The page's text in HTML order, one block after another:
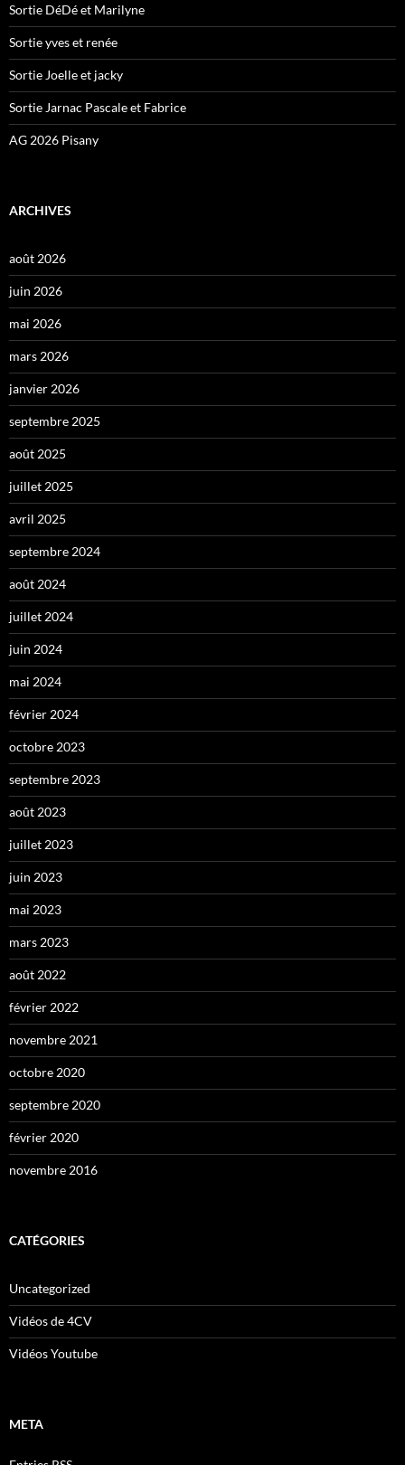
Sortie DéDé et Marilyne
Sortie yves et renée
Sortie Joelle et jacky
Sortie Jarnac Pascale et Fabrice
AG 2026 Pisany
ARCHIVES
août 2026
juin 2026
mai 2026
mars 2026
janvier 2026
septembre 2025
août 2025
juillet 2025
avril 2025
septembre 2024
août 2024
juillet 2024
juin 2024
mai 2024
février 2024
octobre 2023
septembre 2023
août 2023
juillet 2023
juin 2023
mai 2023
mars 2023
août 2022
février 2022
novembre 2021
octobre 2020
septembre 2020
février 2020
novembre 2016
CATÉGORIES
Uncategorized
Vidéos de 4CV
Vidéos Youtube
META